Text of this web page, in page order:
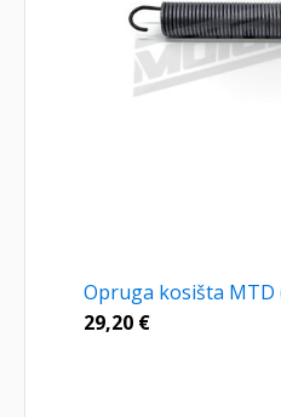
Opruga kosišta
29,20 €